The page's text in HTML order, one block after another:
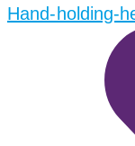
Hand-holding-